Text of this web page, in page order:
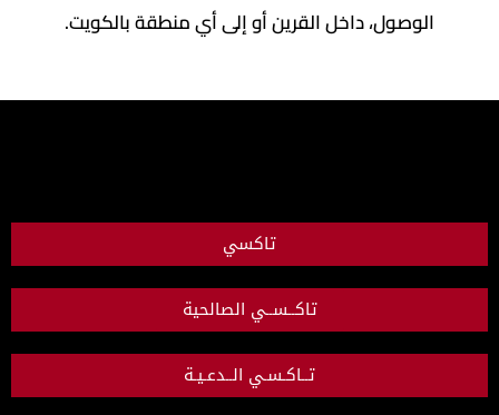
الوصول، داخل القرين أو إلى أي منطقة بالكويت.
تاكسي
تاكــســي الصالحية
تــاكـسـي الــدعـيـة